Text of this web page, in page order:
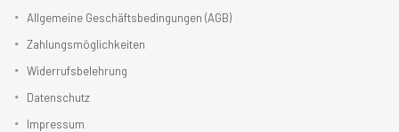
Allgemeine Geschäftsbedingungen (AGB)
Zahlungsmöglichkeiten
Widerrufsbelehrung
Datenschutz
Impressum